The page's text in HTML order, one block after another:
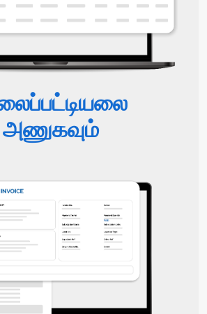
அணுகவும்